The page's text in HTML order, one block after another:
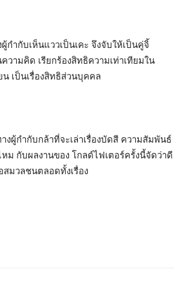
ำกับเห็นแววเป็นเคะ จึงจับให้เป็นคู่จิ้
ามคิด เรียกร้องสิทธิความเท่าเทียมใน
เป็นเรื่องสิทธิส่วนบุคคล
ผู้กำกับกล้าที่จะเล่าเรื่องบัดสี ความสัมพันธ์
ม กับผลงานของ โกลด์ไฟเตอร์ครั้งนี้จัดว่าดี
สมวลชนตลอดทั้งเรื่อง